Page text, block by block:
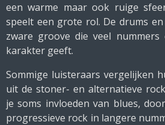
een warme maar ook ruige
speelt een grote rol. De drums
zware groove die veel nummers
karakter geeft.
Sommige luisteraars vergelijken
uit de stoner- en alternatieve
je soms invloeden van blues,
progressieve rock in langere